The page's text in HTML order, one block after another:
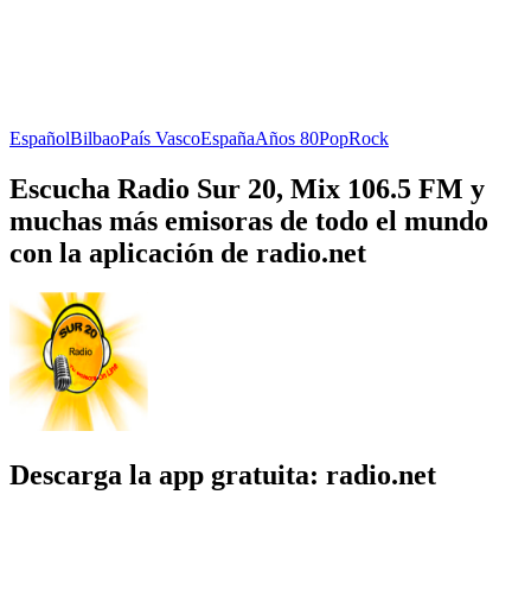
EspañolBilbaoPaís VascoEspañaAños 80PopRock
Escucha Radio Sur 20, Mix 106.5 FM y
muchas más emisoras de todo el mundo
con la aplicación de radio.net
Descarga la app gratuita: radio.net